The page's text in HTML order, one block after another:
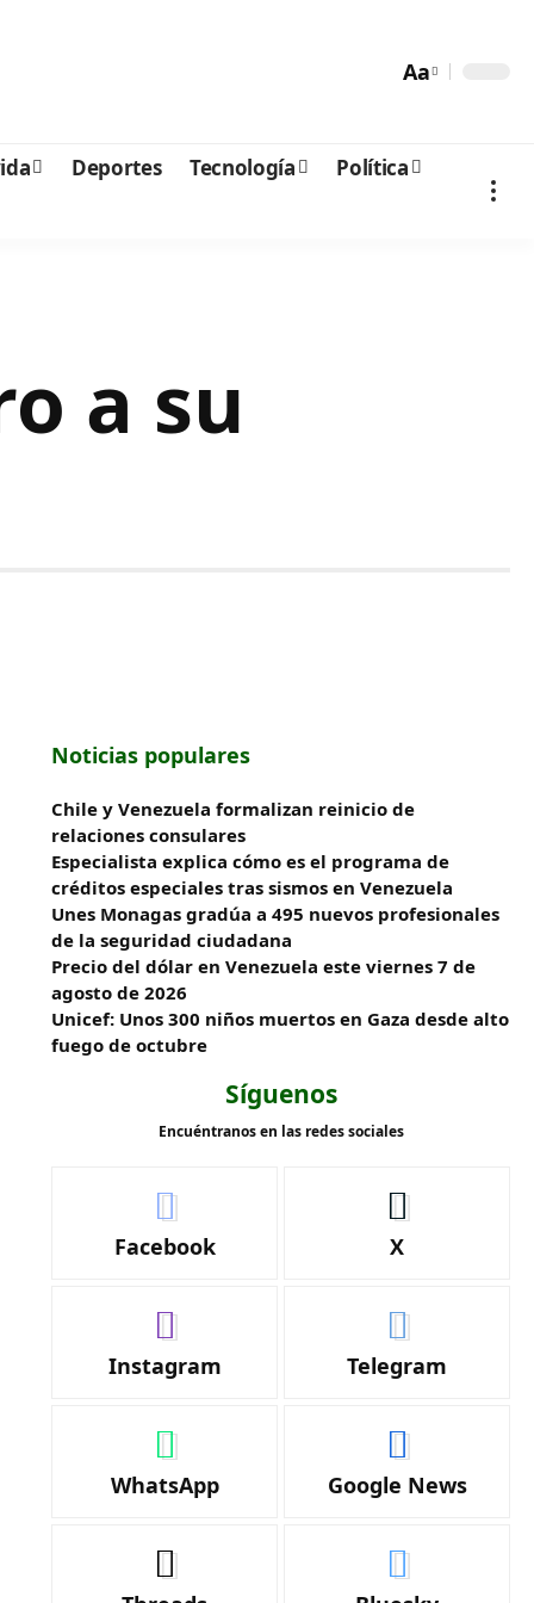
Aa
Deportes Tecnología
Política
a su
Noticias populares
Chile y Venezuela formalizan reinicio de
relaciones consulares
Especialista explica cómo es el programa de
créditos especiales tras sismos en Venezuela
Unes Monagas gradúa a 495 nuevos profesionales
de la seguridad ciudadana
Precio del dólar en Venezuela este viernes 7 de
agosto de 2026
Unicef: Unos 300 niños muertos en Gaza desde alto
fuego de octubre
Síguenos
Encuéntranos en las redes sociales
Facebook X
Instagram Telegram
WhatsApp Google News